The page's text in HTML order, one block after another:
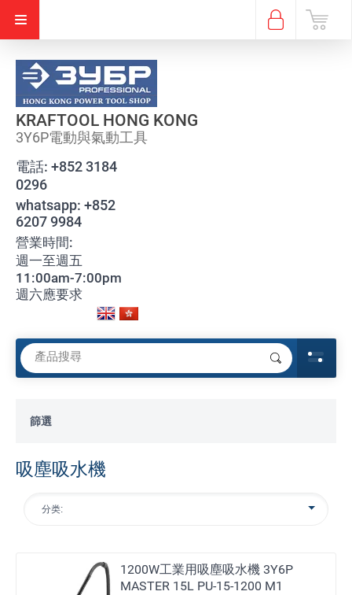
KRAFTOOL HONG KONG
3Y6P電動與氣動工具
電話: +852 3184
0296
whatsapp: +852
6207 9984
營業時間:
週一至週五
11:00am-7:00pm
週六應要求
篩選
吸塵吸水機
分类:
1200W工業用吸塵吸水機 3Y6P
MASTER 15L PU-15-1200 M1